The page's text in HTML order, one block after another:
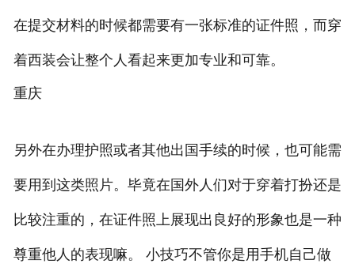
在提交材料的时候都需要有一张标准的证件照，而穿
着西装会让整个人看起来更加专业和可靠。
重庆
另外在办理护照或者其他出国手续的时候，也可能需
要用到这类照片。毕竟在国外人们对于穿着打扮还是
比较注重的，在证件照上展现出良好的形象也是一种
尊重他人的表现嘛。 小技巧不管你是用手机自己做